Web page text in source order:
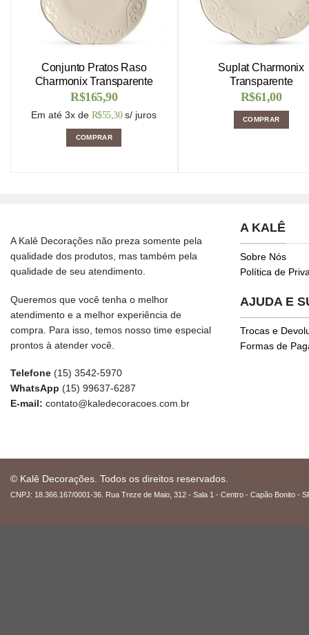
Conjunto Pratos Raso
Charmonix Transparente
R$165,90
Em até 3x de R$55,30 s/ juros
COMPRAR
Suplat Charmonix
Transparente
R$61,00
COMPRAR
A Kalê Decorações não preza somente pela
qualidade dos produtos, mas também pela
qualidade de seu atendimento.
Queremos que você tenha o melhor
atendimento e a melhor experiência de
compra. Para isso, temos nosso time especial
prontos à atender você.
Telefone (15) 3542-5970
WhatsApp (15) 99637-6287
E-mail: contato@kaledecoracoes.com.br
A KALÊ
Sobre Nós
Política de
AJUDA E
Trocas e
Formas de
© Kalê Decorações. Todos os direitos reservados.
CNPJ: 18.366.167/0001-36. Rua Treze de Maio, 312 - Sala 1 - Centro - Capão Bonito -